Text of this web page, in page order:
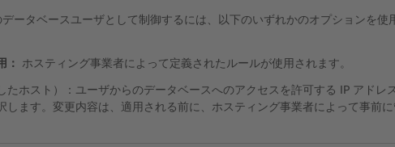
ータベースユーザとして制御するには、以下のいずれかのオプションを使
： ホスティング事業者によって定義されたルールが使用されます。
たホスト）：ユーザからのデータベースへのアクセスを許可する IP アドレ
します。変更内容は、適用される前に、ホスティング事業者によって事前に